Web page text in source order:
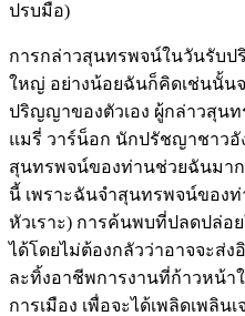
ปรบมือ)
การกล่าวสุนทรพจน์ในวันรับ
ใหญ่ อย่างน้อยฉันก็คิดเช่นนั้น
ปริญญาของตัวเอง ผู้กล่าวสุน
แมรี่ วาร์น็อก นักปรัชญาชาวอั
สุนทรพจน์ของท่านช่วยฉันมา
นี้ เพราะฉันจำสุนทรพจน์ของท่
หัวเราะ) การค้นพบที่ปลดปล่อ
ได้โดยไม่ต้องกลัวว่าอาจจะส่
ละทิ้งอาชีพการงานที่ก้าวหน้า
การเมือง เพื่อจะได้เพลิดเพลิน